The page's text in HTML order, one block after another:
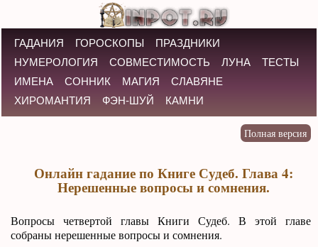
ГАДАНИЯ ГОРОСКОПЫ
ПРАЗДНИКИ
НУМЕРОЛОГИЯ
СОВМЕСТИМОСТЬ ЛУНА
ТЕСТЫ
ИМЕНА
СОННИК МАГИЯ
СЛАВЯНЕ
ХИРОМАНТИЯ
ФЭН-ШУЙ КАМНИ
Онлайн гадание по Книге Судеб. Глава 4:
Нерешенные вопросы и сомнения.
Вопросы четвертой главы Книги Судеб. В этой главе
собраны нерешенные вопросы и сомнения.